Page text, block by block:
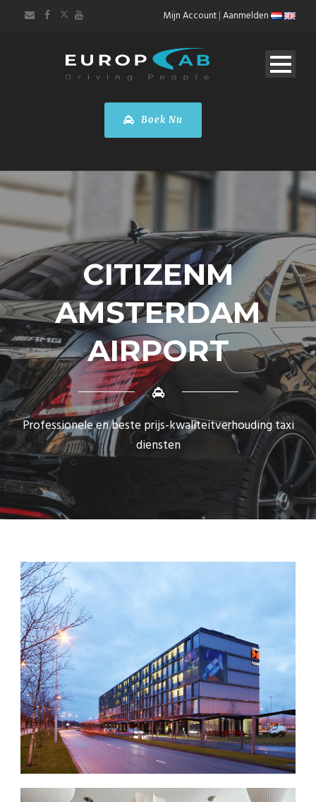
Mijn Account|Aanmelden
Boek Nu
CITIZENM
AMSTERDAM
AIRPORT
Professionele en beste prijs-kwaliteitverhouding taxi
diensten